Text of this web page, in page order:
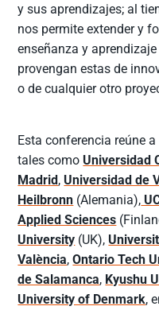
y sus aprendizajes; al
nos permite extender y
enseñanza y
provengan estas de
o de cualquier otro
Esta conferencia reúne
tales como Universidad
Madrid, Universidad de
Heilbronn (Alemania),
Applied Sciences
University (UK),
València,Ontario Tech
de Salamanca, Kyushu
University of Denmark,